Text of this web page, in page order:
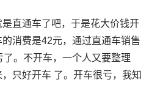
直通车了吧，于是花大价钱开
消费是42元，通过直通车销售
。不开车，一个人又要整理
只好开车 了。开车很亏，我知